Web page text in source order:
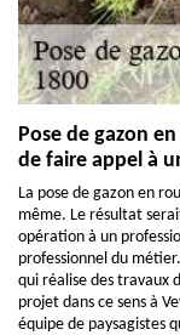
Pose de gazon
de faire appel à
La pose de gazon en
même. Le résultat
opération à un
professionnel du
qui réalise des travaux
projet dans ce sens à
équipe de paysagistes